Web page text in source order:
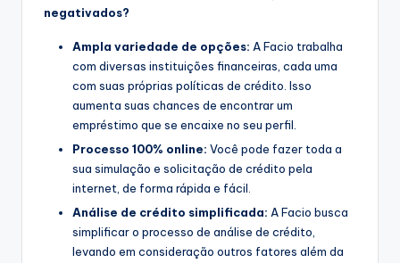
negativados?
Ampla variedade de opções: A Facio trabalha
com diversas instituições financeiras, cada uma
com suas próprias políticas de crédito. Isso
aumenta suas chances de encontrar um
empréstimo que se encaixe no seu perfil.
Processo 100% online: Você pode fazer toda a
sua simulação e solicitação de crédito pela
internet, de forma rápida e fácil.
Análise de crédito simplificada: A Facio busca
simplificar o processo de análise de crédito,
levando em consideração outros fatores além da